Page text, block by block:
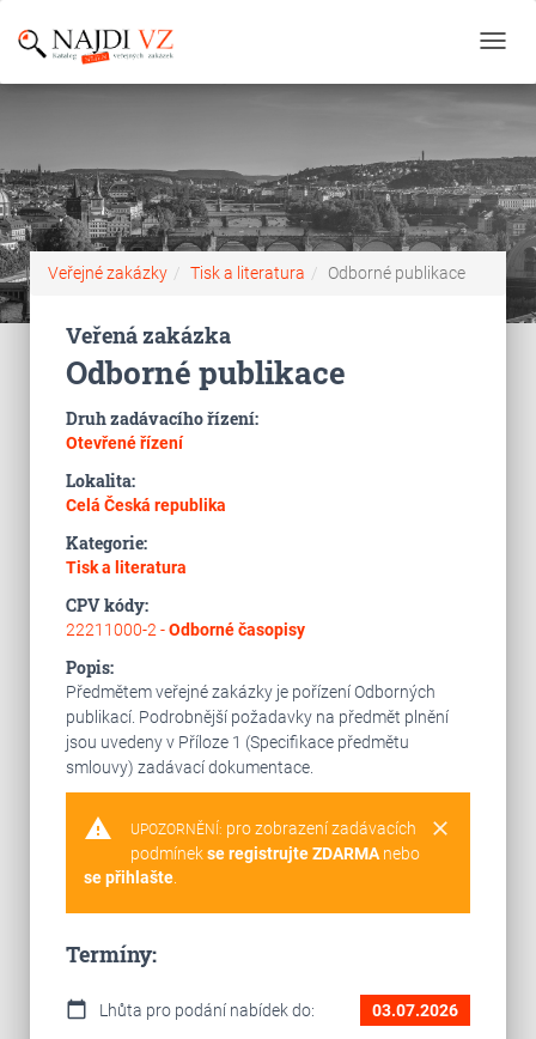
Veřejné zakázky Tisk a literatura Odborné publikace
Veřená zakázka
Odborné publikace
Druh zadávacího řízení:
Otevřené řízení
Lokalita:
Celá Česká republika
Kategorie:
Tisk a literatura
CPV kódy:
22211000-2 -Odborné časopisy
Popis:
Předmětem veřejné zakázky je pořízení Odborných
publikací. Podrobnější požadavky na předmět plnění
jsou uvedeny v Příloze 1 (Specifikace předmětu
smlouvy) zadávací dokumentace.
warning clear
UPOZORNĚNÍ: pro zobrazení zadávacích
podmínekse registrujte ZDARMAnebo
se přihlašte.
Termíny:
calendar_today Lhůta pro podání nabídek do: 03.07.2026